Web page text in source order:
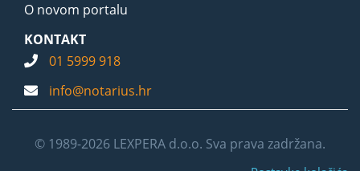
O novom portalu
KONTAKT
01 5999 918
info@notarius.hr
© 1989-2026 LEXPERA d.o.o. Sva prava zadržana.